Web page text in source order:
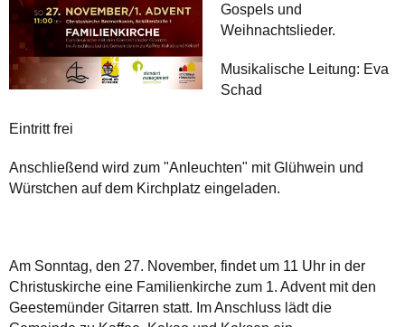
Gospels und
Weihnachtslieder.
Musikalische Leitung: Eva
Schad
Eintritt frei
Anschließend wird zum "Anleuchten" mit Glühwein und
Würstchen auf dem Kirchplatz eingeladen.
Am Sonntag, den 27. November, findet um 11 Uhr in der
Christuskirche eine Familienkirche zum 1. Advent mit den
Geestemünder Gitarren statt. Im Anschluss lädt die